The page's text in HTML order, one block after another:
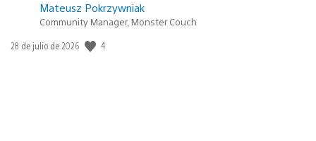
Mateusz Pokrzywniak
Community Manager, Monster Couch
Fecha
28 de julio de 2026 4